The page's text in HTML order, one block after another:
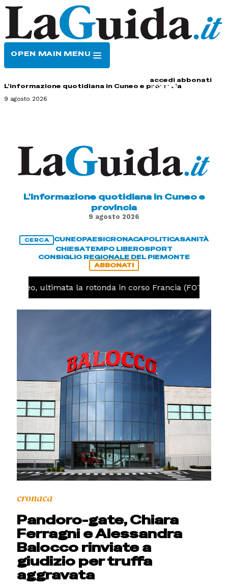
OPEN MAIN MENU
accedi abbonati
L'informazione quotidiana in Cuneo e provincia
9 agosto 2026
L'informazione quotidiana in Cuneo e
provincia
9 agosto 2026
CERCA CUNEOPAESICRONACAPOLITICASANITÀ
CHIESATEMPO LIBEROSPORT
CONSIGLIO REGIONALE DEL PIEMONTE
ABBONATI
Cuneo, ultimata la rotonda in corso Francia (FOTO)
cronaca
Pandoro-gate, Chiara
Ferragni e Alessandra
Balocco rinviate a
giudizio per truffa
aggravata